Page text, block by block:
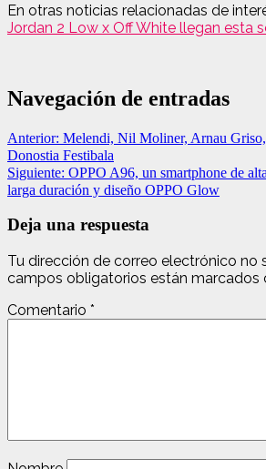
En otras noticias relacionadas de
Jordan 2 Low x Off White llegan esta
Navegación de entradas
Anterior: Melendi, Nil Moliner, Arnau
Donostia Festibala
Siguiente: OPPO A96, un smartphone de
larga duración y diseño OPPO Glow
Deja una respuesta
Tu dirección de correo electrónico no
campos obligatorios están marcados
Comentario *